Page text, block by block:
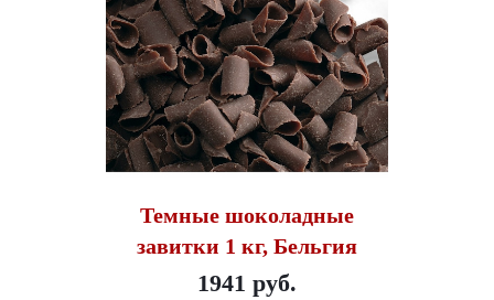
Темные шоколадные
завитки 1 кг, Бельгия
1941 руб.